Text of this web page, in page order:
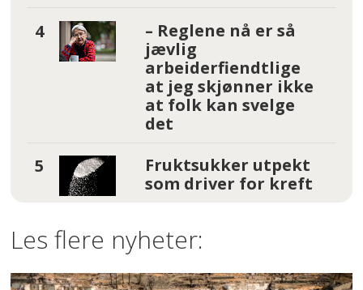
– Reglene nå er så
jævlig
arbeiderfiendtlige
at jeg skjønner ikke
at folk kan svelge
det
Fruktsukker utpekt
som driver for kreft
Les flere nyheter: